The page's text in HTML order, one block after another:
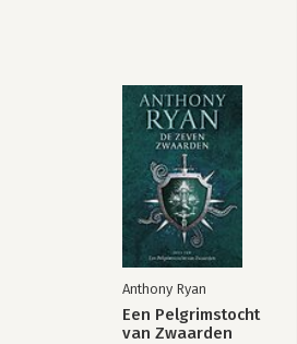
Anthony Ryan
Een Pelgrimstocht
van Zwaarden